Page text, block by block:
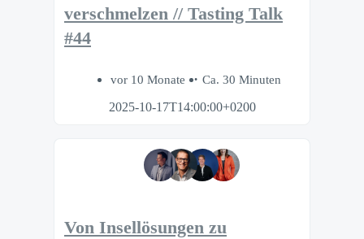
verschmelzen // Tasting Talk
#44
vor 10 Monate
Ca. 30 Minuten
2025-10-17T14:00:00+0200
Von Insellösungen zu